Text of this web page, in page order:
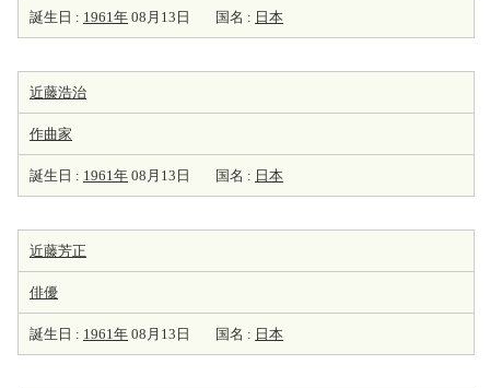
誕生日 : 1961年 08月13日 国名 : 日本
近藤浩治
作曲家
誕生日 : 1961年 08月13日 国名 : 日本
近藤芳正
俳優
誕生日 : 1961年 08月13日 国名 : 日本